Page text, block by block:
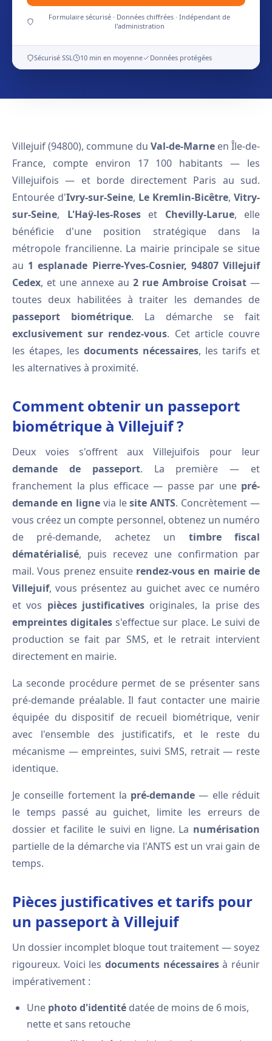
Formulaire sécurisé · Données chiffrées · Indépendant de
l'administration
Sécurisé SSL 10 min en moyenne Données protégées
Villejuif (94800), commune du Val-de-Marneen Île-de-
France, compte environ 17 100 habitants — les
Villejuifois — et borde directement Paris au sud.
Entourée d'Ivry-sur-Seine, Le Kremlin-Bicêtre, Vitry-
sur-Seine, L'Haÿ-les-Roseset Chevilly-Larue, elle
bénéficie d'une position stratégique dans la
métropole francilienne. La mairie principale se situe
au 1 esplanade Pierre-Yves-Cosnier, 94807 Villejuif
Cedex, et une annexe au 2 rue Ambroise Croisat —
toutes deux habilitées à traiter les demandes de
passeport biométrique. La démarche se fait
exclusivement sur rendez-vous. Cet article couvre
les étapes, les documents nécessaires, les tarifs et
les alternatives à proximité.
Comment obtenir un passeport
biométrique à Villejuif ?
Deux voies s'offrent aux Villejuifois pour leur
demande de passeport. La première — et
franchement la plus efficace — passe par une pré-
demande en lignevia lesite ANTS. Concrètement —
vous créez un compte personnel, obtenez un numéro
de pré-demande, achetez un timbre fiscal
dématérialisé, puis recevez une confirmation par
mail. Vous prenez ensuite rendez-vous en mairie de
Villejuif, vous présentez au guichet avec ce numéro
et vos pièces justificativesoriginales, la prise des
empreintes digitales s'effectue sur place. Le suivi de
production se fait par SMS, et le retrait intervient
directement en mairie.
La seconde procédure permet de se présenter sans
pré-demande préalable. Il faut contacter une mairie
équipée du dispositif de recueil biométrique, venir
avec l'ensemble des justificatifs, et le reste du
mécanisme — empreintes, suivi SMS, retrait — reste
identique.
Je conseille fortement la pré-demande — elle réduit
le temps passé au guichet, limite les erreurs de
dossier et facilite le suivi en ligne. La numérisation
partielle de la démarche via l'ANTS est un vrai gain de
temps.
Pièces justificatives et tarifs pour
un passeport à Villejuif
Un dossier incomplet bloque tout traitement — soyez
rigoureux. Voici les documents nécessairesà réunir
impérativement :
Une photo d'identité datée de moins de 6 mois,
nette et sans retouche